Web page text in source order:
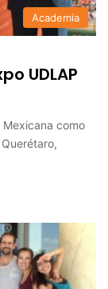
Academia
UDLAP
como